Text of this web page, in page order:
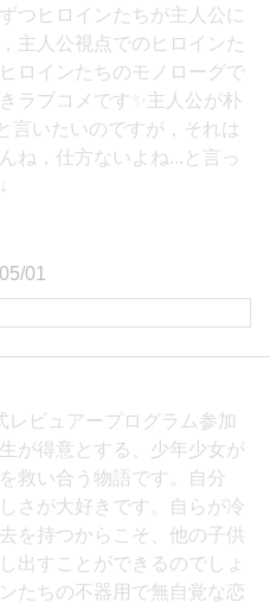
つヒロインたちが主人公に
主人公視点でのヒロインた
ロインたちのモノローグで
ラブコメです✨主人公が朴
言いたいのですが，それは
ね，仕方ないよね...と言っ
01
レビュアープログラム参加
が得意とする、少年少女が
救い合う物語です。自分
さが大好きです。自らが冷
を持つからこそ、他の子供
出すことができるのでしょ
たちの不器用で無自覚な恋